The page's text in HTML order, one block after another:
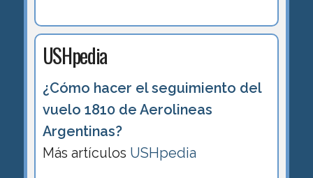
USHpedia
¿Cómo hacer el seguimiento del
vuelo 1810 de Aerolineas
Argentinas?
Más artículos USHpedia